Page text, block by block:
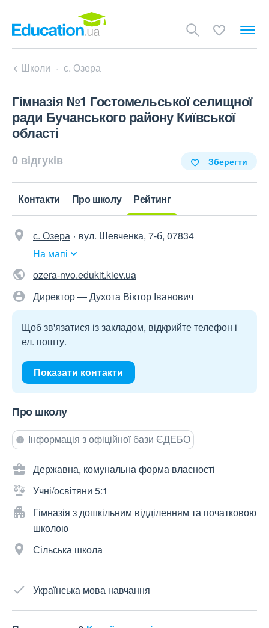
Школи с. Озера
Гімназія №1 Гостомельської селищної
ради Бучанського району Київської
області
0 відгуків Зберегти
Контакти Про школу Рейтинг
с. Озера
вул. Шевченка, 7-б, 07834
На мапі
ozera-nvo.edukit.kiev.ua
Директор — Духота Віктор Іванович
Щоб зв'язатися із закладом, відкрийте телефон і
ел. пошту.
Показати контакти
Про школу
Інформація з офіційної бази ЄДЕБО
Державна, комунальна форма власності
Учні/освітяни 5:1
Гімназія з дошкільним відділенням та початковою
школою
Сільська школа
Українська мова навчання